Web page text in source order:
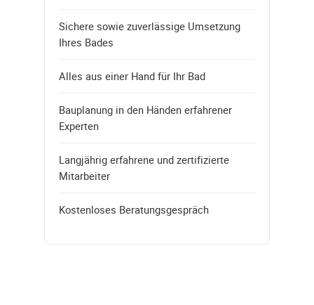
Sichere sowie zuverlässige Umsetzung
Ihres Bades
Alles aus einer Hand für Ihr Bad
Bauplanung in den Händen erfahrener
Experten
Langjährig erfahrene und zertifizierte
Mitarbeiter
Kostenloses Beratungsgespräch